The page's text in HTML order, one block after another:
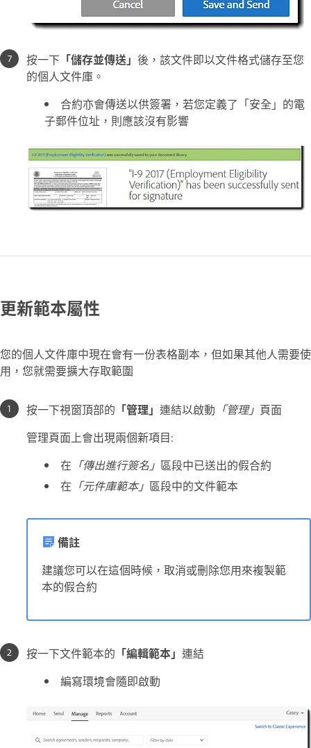
按一下 「儲存並傳送」 後，該文件即以文件格式儲存至您
的個人文件庫。
合約亦會傳送以供簽署，若您定義了「安全」的電
子郵件位址，則應該沒有影響
更新範本屬性
您的個人文件庫中現在會有一份表格副本，但如果其他人需要使
用，您就需要擴大存取範圍
按一下視窗頂部的 「管理」 連結以啟動 「管理」 頁面
管理頁面上會出現兩個新項目:
在 「傳出進行簽名」 區段中已送出的假合約
在 「元件庫範本」 區段中的文件範本
備註
建議您可以在這個時候，取消或刪除您用來複製範
本的假合約
按一下文件範本的 「編輯範本」 連結
編寫環境會隨即啟動